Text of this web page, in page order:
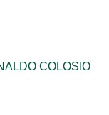
COLOSIO